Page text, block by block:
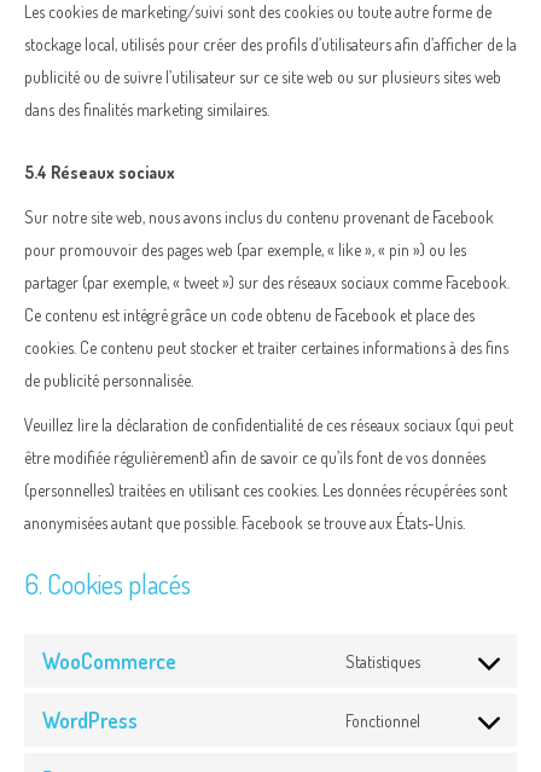
Les cookies de marketing/suivi sont des cookies ou toute autre forme de
stockage local, utilisés pour créer des profils d’utilisateurs afin d’afficher de la
publicité ou de suivre l’utilisateur sur ce site web ou sur plusieurs sites web
dans des finalités marketing similaires.
5.4 Réseaux sociaux
Sur notre site web, nous avons inclus du contenu provenant de Facebook
pour promouvoir des pages web (par exemple, « like », « pin ») ou les
partager (par exemple, « tweet ») sur des réseaux sociaux comme Facebook.
Ce contenu est intégré grâce un code obtenu de Facebook et place des
cookies. Ce contenu peut stocker et traiter certaines informations à des fins
de publicité personnalisée.
Veuillez lire la déclaration de confidentialité de ces réseaux sociaux (qui peut
être modifiée régulièrement) afin de savoir ce qu’ils font de vos données
(personnelles) traitées en utilisant ces cookies. Les données récupérées sont
anonymisées autant que possible. Facebook se trouve aux États-Unis.
6. Cookies placés
WooCommerce Statistiques
Consent
WordPress Fonctionnel
Consent